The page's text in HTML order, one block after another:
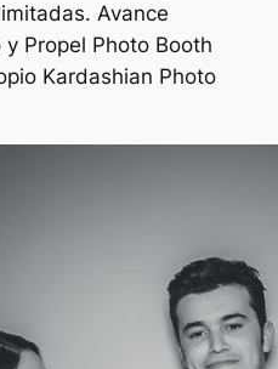
Avance
Propel Photo Booth
Kardashian Photo